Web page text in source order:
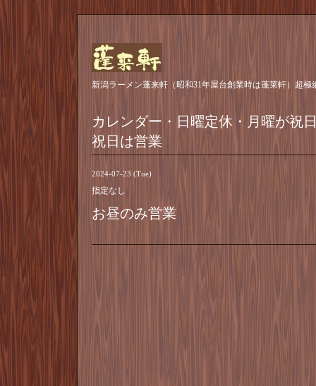
新潟ラーメン蓬来軒（昭和31年屋台創業時は蓬莱軒）超
カレンダー・日曜定休・月曜が祝
祝日は営業
2024-07-23 (Tue)
指定なし
お昼のみ営業